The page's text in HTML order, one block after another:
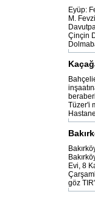
Eyüp:
M.
Çinçin
Tüzer'i
Evi, 8
göz